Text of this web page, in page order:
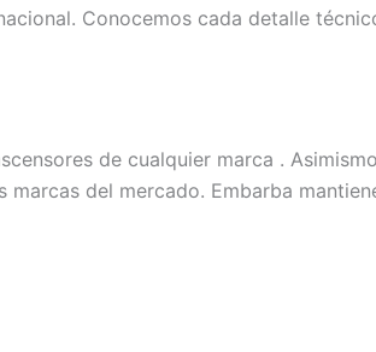
Conocemos cada detalle
de cualquier marca .
del mercado. Embarba